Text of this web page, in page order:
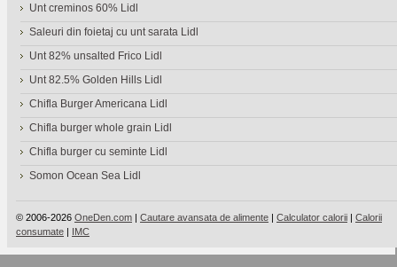
Unt creminos 60% Lidl
Saleuri din foietaj cu unt sarata Lidl
Unt 82% unsalted Frico Lidl
Unt 82.5% Golden Hills Lidl
Chifla Burger Americana Lidl
Chifla burger whole grain Lidl
Chifla burger cu seminte Lidl
Somon Ocean Sea Lidl
© 2006-2026 OneDen.com | Cautare avansata de alimente | Calculator calorii | Calorii
consumate | IMC